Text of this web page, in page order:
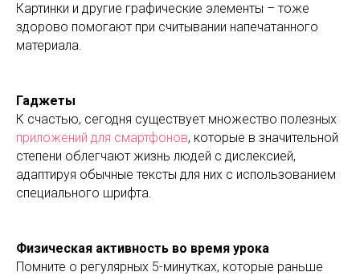
Картинки и другие графические элементы – тоже
здорово помогают при считывании напечатанного
материала.
Гаджеты
К счастью, сегодня существует множество полезных
приложений для смартфонов, которые в значительной
степени облегчают жизнь людей с дислексией,
адаптируя обычные тексты для них с использованием
специального шрифта.
Физическая активность во время урока
Помните о регулярных 5-минутках, которые раньше